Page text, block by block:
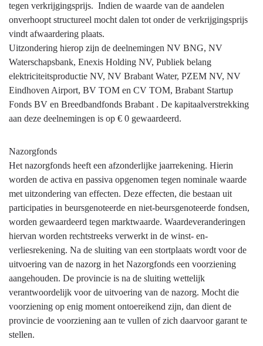
tegen verkrijgingsprijs. Indien de waarde van de aandelen
onverhoopt structureel mocht dalen tot onder de verkrijgingsprijs
vindt afwaardering plaats.
Uitzondering hierop zijn de deelnemingen NV BNG, NV
Waterschapsbank, Enexis Holding NV, Publiek belang
elektriciteitsproductie NV, NV Brabant Water, PZEM NV, NV
Eindhoven Airport, BV TOM en CV TOM, Brabant Startup
Fonds BV en Breedbandfonds Brabant . De kapitaalverstrekking
aan deze deelnemingen is op € 0 gewaardeerd.
Nazorgfonds
Het nazorgfonds heeft een afzonderlijke jaarrekening. Hierin
worden de activa en passiva opgenomen tegen nominale waarde
met uitzondering van effecten. Deze effecten, die bestaan uit
participaties in beursgenoteerde en niet-beursgenoteerde fondsen,
worden gewaardeerd tegen marktwaarde. Waardeveranderingen
hiervan worden rechtstreeks verwerkt in de winst- en-
verliesrekening. Na de sluiting van een stortplaats wordt voor de
uitvoering van de nazorg in het Nazorgfonds een voorziening
aangehouden. De provincie is na de sluiting wettelijk
verantwoordelijk voor de uitvoering van de nazorg. Mocht die
voorziening op enig moment ontoereikend zijn, dan dient de
provincie de voorziening aan te vullen of zich daarvoor garant te
stellen.